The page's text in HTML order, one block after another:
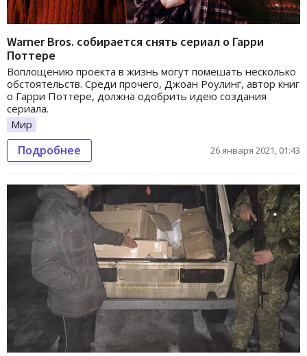
Warner Bros. собирается снять сериал о Гарри
Поттере
Воплощению проекта в жизнь могут помешать несколько
обстоятельств. Среди прочего, Джоан Роулинг, автор книг
о Гарри Поттере, должна одобрить идею создания
сериала.
Мир
Подробнее 26 января 2021, 01:43